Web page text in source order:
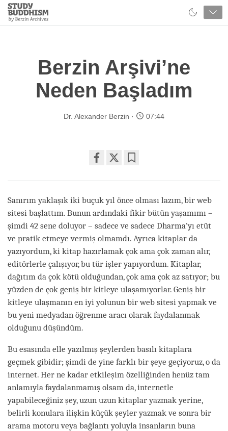
Close
Study
Buddhism
Berzin Arşivi’ne
Neden Başladım
Dr. Alexander Berzin 07:44
on
facebook
Sanırım yaklaşık iki buçuk yıl önce olması lazım, bir web
sitesi başlattım. Bunun ardındaki fikir bütün yaşamımı –
şimdi 42 sene doluyor – sadece ve sadece Dharma’yı etüt
ve pratik etmeye vermiş olmamdı. Ayrıca kitaplar da
yazıyordum, ki kitap hazırlamak çok ama çok zaman alır,
editörlerle çalışıyor, bu tür işler yapıyordum. Kitaplar,
dağıtım da çok kötü olduğundan, çok ama çok az satıyor; bu
yüzden de çok geniş bir kitleye ulaşamıyorlar. Geniş bir
kitleye ulaşmanın en iyi yolunun bir web sitesi yapmak ve
bu yeni medyadan öğrenme aracı olarak faydalanmak
olduğunu düşündüm.
Bu esasında elle yazılmış şeylerden basılı kitaplara
geçmek gibidir; şimdi de yine farklı bir şeye geçiyoruz, o da
internet. Her ne kadar etkileşim özelliğinden henüz tam
anlamıyla faydalanmamış olsam da, internetle
yapabileceğiniz şey, uzun uzun kitaplar yazmak yerine,
belirli konulara ilişkin küçük şeyler yazmak ve sonra bir
arama motoru veya bağlantı yoluyla insanların buna